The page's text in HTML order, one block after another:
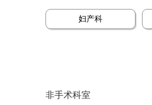
妇产科
非手术科室